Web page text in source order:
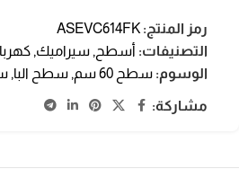
رمز المنتج: ASEVC614FK
التصنيفات: أسطح , سيراميك,
الوسوم: سطح 60 سم , سطح البا,
مشاركة: